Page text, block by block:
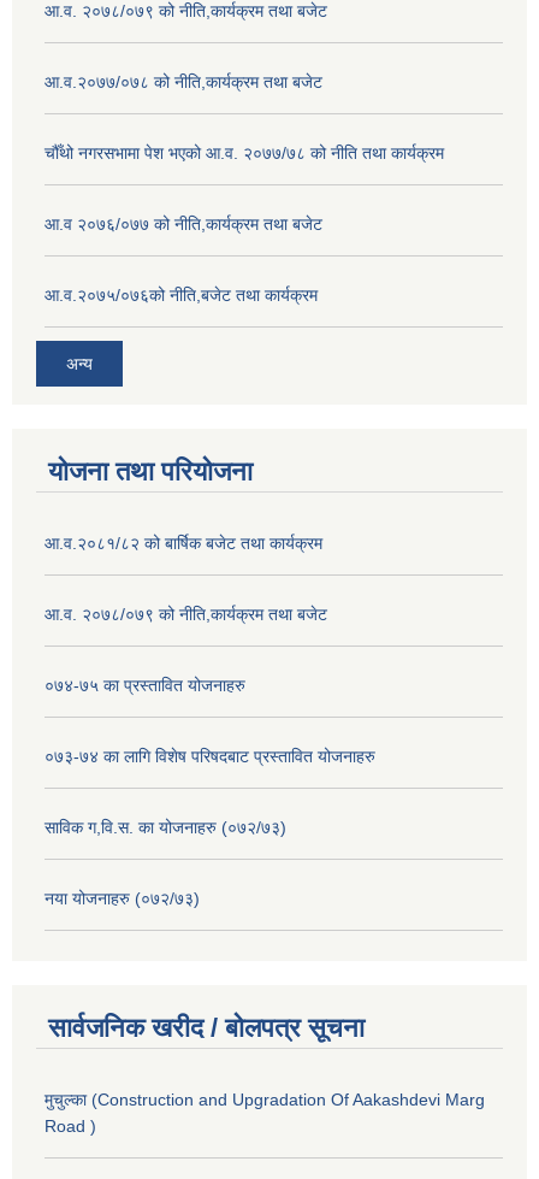
आ.व. २०७८/०७९ को नीति,कार्यक्रम तथा बजेट
आ.व.२०७७/०७८ को नीति,कार्यक्रम तथा बजेट
चौँथो नगरसभामा पेश भएको आ.व. २०७७/७८ को नीति तथा कार्यक्रम
आ.व २०७६/०७७ को नीति,कार्यक्रम तथा बजेट
आ.व.२०७५/०७६को नीति,बजेट तथा कार्यक्रम
अन्य
योजना तथा परियोजना
आ.व.२०८१/८२ को बार्षिक बजेट तथा कार्यक्रम
आ.व. २०७८/०७९ को नीति,कार्यक्रम तथा बजेट
०७४-७५ का प्रस्तावित योजनाहरु
०७३-७४ का लागि विशेष परिषदबाट प्रस्तावित योजनाहरु
साविक ग,वि.स. का योजनाहरु (०७२/७३)
नया योजनाहरु (०७२/७३)
सार्वजनिक खरीद / बोलपत्र सूचना
मुचुल्का (Construction and Upgradation Of Aakashdevi Marg
Road )